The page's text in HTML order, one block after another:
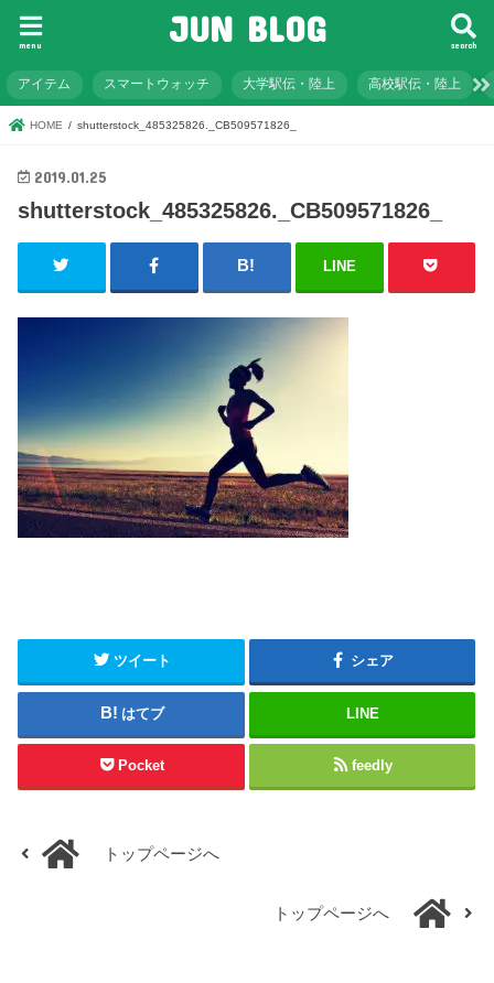
JUN BLOG search
menu
アイテム スマートウォッチ 大学駅伝・陸上 高校駅伝・陸上
HOME shutterstock_485325826._CB509571826_
2019.01.25
shutterstock_485325826._CB509571826_
LINE
ツイート シェア
はてブ LINE
Pocket feedly
トップページへ
トップページへ